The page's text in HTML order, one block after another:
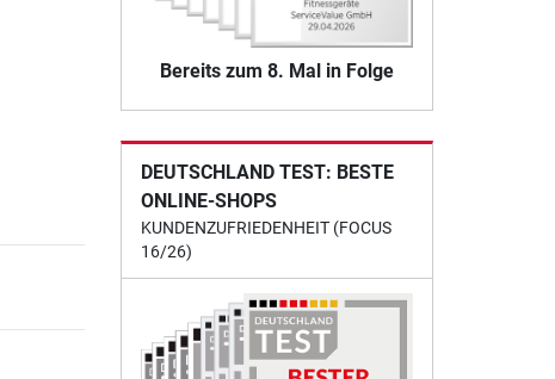
Bereits zum 8. Mal in Folge
DEUTSCHLAND TEST: BESTE
ONLINE-SHOPS
KUNDENZUFRIEDENHEIT (FOCUS
16/26)